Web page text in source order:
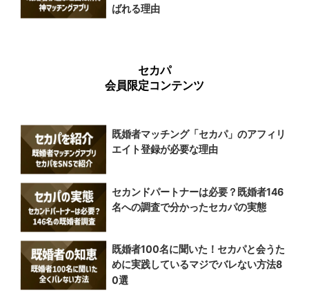
ばれる理由
セカパ
会員限定コンテンツ
既婚者マッチング「セカパ」のアフィリ
エイト登録が必要な理由
セカンドパートナーは必要？既婚者146
名への調査で分かったセカパの実態
既婚者100名に聞いた！セカパと会うた
めに実践しているマジでバレない方法8
0選